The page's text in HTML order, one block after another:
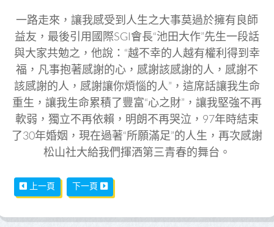
一路走來，讓我感受到人生之大事莫過於擁有良師
益友，最後引用國際SGI會長“池田大作”先生一段話
與大家共勉之，他說：“越不幸的人越有權利得到幸
福，凡事抱著感謝的心，感謝該感謝的人，感謝不
該感謝的人，感謝讓你煩惱的人”，這席話讓我生命
重生，讓我生命累積了豐富“心之財”，讓我堅強不再
軟弱，獨立不再依賴，明朗不再哭泣，97年時結束
了30年婚姻，現在過著“所願滿足”的人生，再次感謝
松山社大給我們揮洒第三青春的舞台。
上一篇文章: 社大學習無窮-中式麵食加工~陳旭麗
上一頁 下一篇文章: 英文發音班心得 /學生：Mandy 張
下一頁